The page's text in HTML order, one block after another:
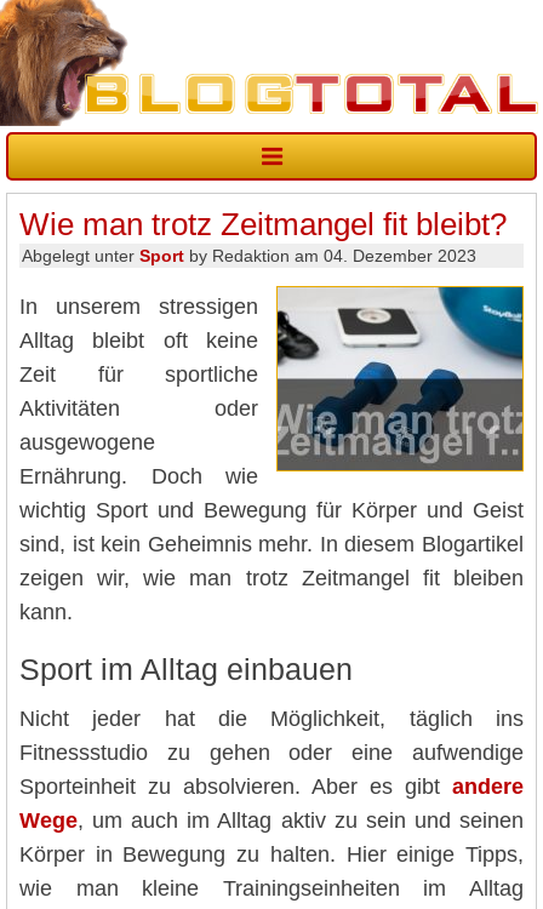
Wie man trotz Zeitmangel fit bleibt?
Abgelegt unter Sport by Redaktion am 04. Dezember 2023
In unserem stressigen
Alltag bleibt oft keine
Zeit für sportliche
Aktivitäten oder
ausgewogene
Ernährung. Doch wie
wichtig Sport und Bewegung für Körper und Geist
sind, ist kein Geheimnis mehr. In diesem Blogartikel
zeigen wir, wie man trotz Zeitmangel fit bleiben
kann.
Sport im Alltag einbauen
Nicht jeder hat die Möglichkeit, täglich ins
Fitnessstudio zu gehen oder eine aufwendige
Sporteinheit zu absolvieren. Aber es gibt andere
Wege, um auch im Alltag aktiv zu sein und seinen
Körper in Bewegung zu halten. Hier einige Tipps,
wie man kleine Trainingseinheiten im Alltag